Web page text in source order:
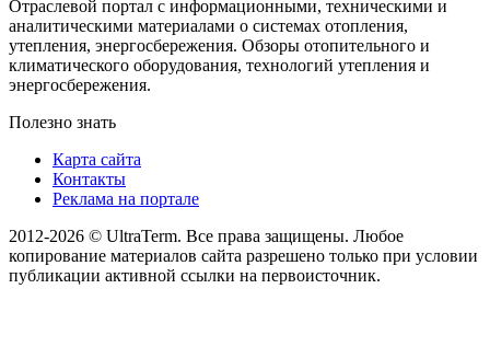
Отраслевой портал с информационными, техническими и
аналитическими материалами о системах отопления,
утепления, энергосбережения. Обзоры отопительного и
климатического оборудования, технологий утепления и
энергосбережения.
Полезно знать
Карта сайта
Контакты
Реклама на портале
2012-2026 © UltraTerm. Все права защищены. Любое
копирование материалов сайта разрешено только при условии
публикации активной ссылки на первоисточник.